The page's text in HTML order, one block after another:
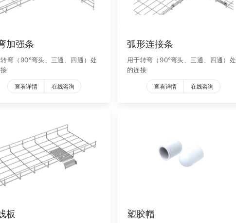
加强条
弯（90°弯头、三通、四通）处
查看详情 在线咨询
弧形连接条
用于转弯（90°弯头、三通、四通）处
的连接
查看详情 在线咨询
板 塑胶帽